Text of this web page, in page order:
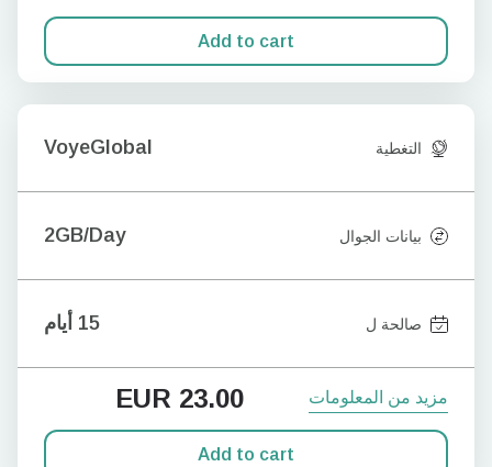
Add to cart
التغطية VoyeGlobal
بيانات الجوال 2GB/Day
صالحة ل 15 أيام
مزيد من المعلومات EUR 23.00
Add to cart